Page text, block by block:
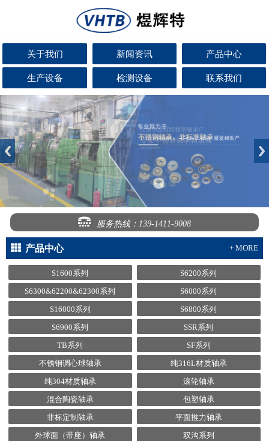
关于我们 新闻资讯 产品中心
生产设备 检测设备 联系我们
服务热线：139-1411-9008
产品中心 + MORE
S1600系列
S6200系列
S6300&62200&62300系列
S6000系列
S16000系列
S6800系列
S6900系列
SSR系列
TB系列
SF系列
不锈钢调心球轴承
纯316L材质轴承
纯304材质轴承
滚轮轴承
混合陶瓷轴承
包塑轴承
非标定制轴承
平面推力轴承
外球面（带座）轴承
双沟系列